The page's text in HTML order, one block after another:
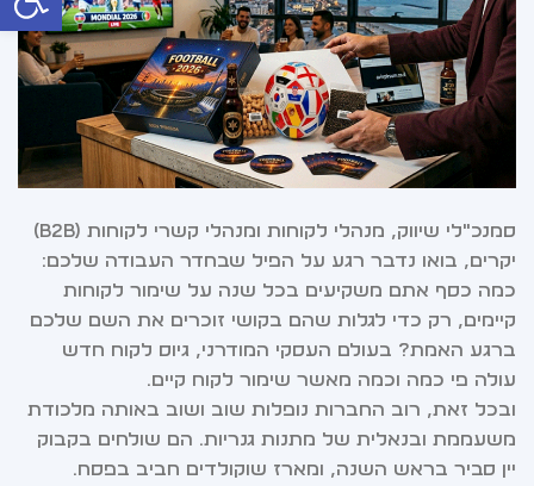
סמנכ"לי שיווק, מנהלי לקוחות ומנהלי קשרי לקוחות (B2B)
יקרים, בואו נדבר רגע על הפיל שבחדר העבודה שלכם:
כמה כסף אתם משקיעים בכל שנה על שימור לקוחות
קיימים, רק כדי לגלות שהם בקושי זוכרים את השם שלכם
ברגע האמת? בעולם העסקי המודרני, גיוס לקוח חדש
עולה פי כמה וכמה מאשר שימור לקוח קיים.
ובכל זאת, רוב החברות נופלות שוב ושוב באותה מלכודת
משעממת ובנאלית של מתנות גנריות. הם שולחים בקבוק
יין סביר בראש השנה, ומארז שוקולדים חביב בפסח.